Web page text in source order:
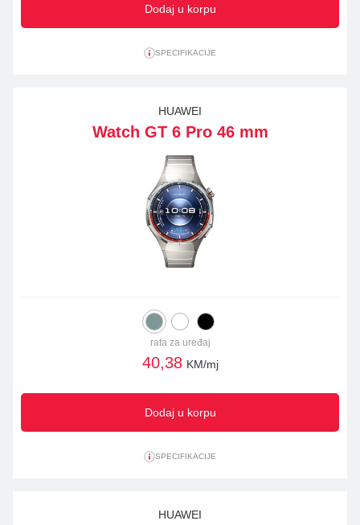
Dodaj u korpu
SPECIFIKACIJE
HUAWEI
Watch GT 6 Pro 46 mm
rata za uređaj
40,38 KM/mj
Dodaj u korpu
SPECIFIKACIJE
HUAWEI